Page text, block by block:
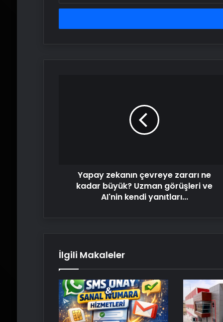
adresinizi
Yapay zekanın çevreye zararı ne
kadar büyük? Uzman görüşleri ve
AI'nin kendi yanıtları...
İlgili Makaleler